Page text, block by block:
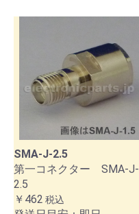
SMA-J-2.5
第一コネクター SMA-J-
2.5
￥462 税込